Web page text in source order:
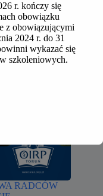
RADCÓW
r. kończy się
obowiązku
z obowiązującymi
2024 r. do 31
wykazać się
szkoleniowych.